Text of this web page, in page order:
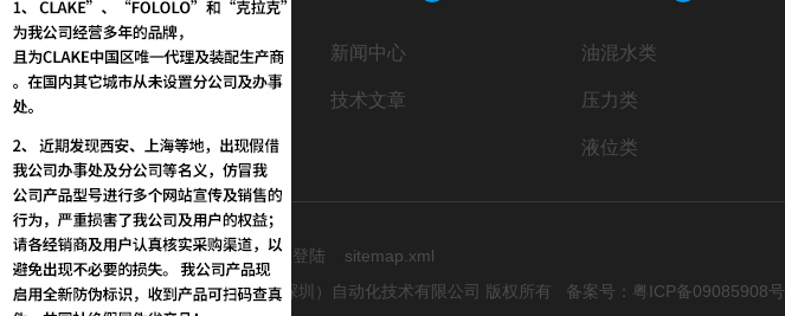
公司简介
荣誉资质
新闻中心
技术文章
油混水类
压力类
液位类
温度类
技术支持：化工仪器网 管理登陆
sitemap.xml
Copyright © 2026 克拉克（深圳）自动化技术有限公司 版权所有 备案号：粤ICP备09085908号